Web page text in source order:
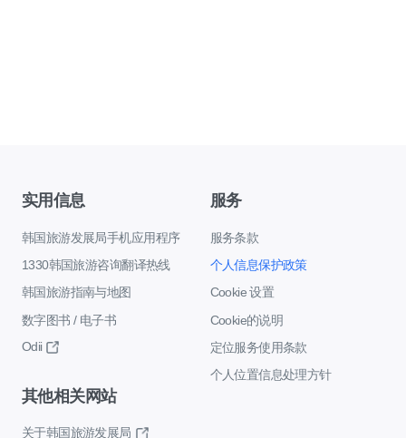
实用信息
韩国旅游发展局手机应用程序
1330韩国旅游咨询翻译热线
韩国旅游指南与地图
数字图书 / 电子书
Odii
服务
服务条款
个人信息保护政策
Cookie 设置
Cookie的说明
定位服务使用条款
个人位置信息处理方针
其他相关网站
关于韩国旅游发展局